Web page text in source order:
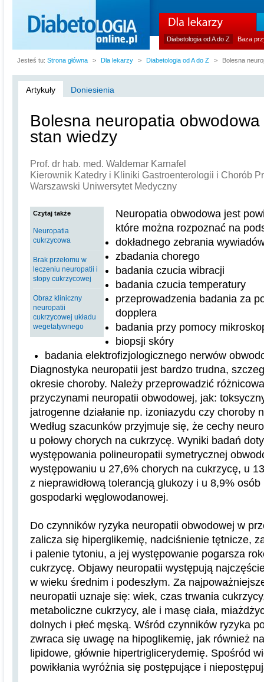
Diabetologia od A do Z Baza
Jesteś tu: Strona główna > Dla lekarzy > Diabetologia od A do Z > Bolesna
Artykuły Doniesienia
Bolesna neuropatia
stan wiedzy
Prof. dr hab. med. Waldemar Karnafel
Kierownik Katedry i Kliniki Gastroenterologii i Chorób
Warszawski Uniwersytet Medyczny
Czytaj także
Neuropatia
cukrzycowa
Brak przełomu w
leczeniu neuropatii i
stopy cukrzycowej
Obraz kliniczny
neuropatii
cukrzycowej układu
wegetatywnego
Neuropatia obwodowa jest
które można rozpoznać na
dokładnego zebrania
zbadania chorego
badania czucia wibracji
badania czucia temperatury
przeprowadzenia badania za
dopplera
badania przy pomocy
biopsji skóry
badania elektrofizjologicznego nerwów
Diagnostyka neuropatii jest bardzo trudna,
okresie choroby. Należy przeprowadzić
przyczynami neuropatii obwodowej, jak:
jatrogenne działanie np. izoniazydu czy choroby
Według szacunków przyjmuje się, że cechy
u połowy chorych na cukrzycę. Wyniki badań
występowania polineuropatii symetrycznej
występowaniu u 27,6% chorych na cukrzycę, u
z nieprawidłową tolerancją glukozy i u 8,9%
gospodarki węglowodanowej.
Do czynników ryzyka neuropatii obwodowej w
zalicza się hiperglikemię, nadciśnienie tętnicze,
i palenie tytoniu, a jej występowanie pogarsza
cukrzycę. Objawy neuropatii występują
w wieku średnim i podeszłym. Za
neuropatii uznaje się: wiek, czas trwania
metaboliczne cukrzycy, ale i masę ciała,
dolnych i płeć męską. Wśród czynników ryzyka
zwraca się uwagę na hipoglikemię, jak również
lipidowe, głównie hipertriglicerydemię. Spośród
powikłania wyróżnia się postępujące i